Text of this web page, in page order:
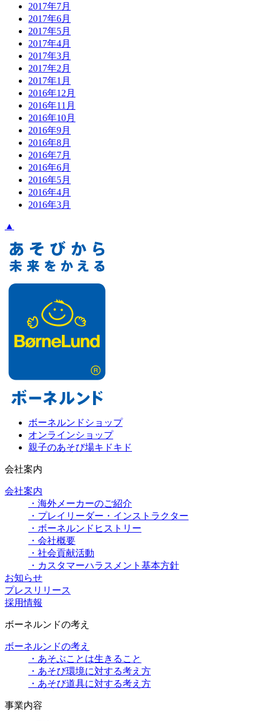
2017年7月
2017年6月
2017年5月
2017年4月
2017年3月
2017年2月
2017年1月
2016年12月
2016年11月
2016年10月
2016年9月
2016年8月
2016年7月
2016年6月
2016年5月
2016年4月
2016年3月
▲
ボーネルンドショップ
オンラインショップ
親子のあそび場キドキド
会社案内
会社案内
・海外メーカーのご紹介
・プレイリーダー・インストラクター
・ボーネルンドヒストリー
・会社概要
・社会貢献活動
・カスタマーハラスメント基本方針
お知らせ
プレスリリース
採用情報
ボーネルンドの考え
ボーネルンドの考え
・あそぶことは生きること
・あそび環境に対する考え方
・あそび道具に対する考え方
事業内容